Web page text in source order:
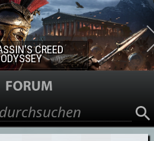
Inhalt
CREED ROGUE